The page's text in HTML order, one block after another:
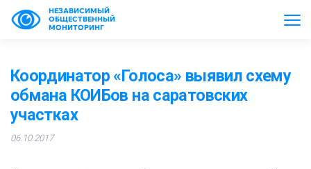
НЕЗАВИСИМЫЙ
ОБЩЕСТВЕННЫЙ
МОНИТОРИНГ
Координатор «Голоса» выявил схему
обмана КОИБов на саратовских
участках
06.10.2017